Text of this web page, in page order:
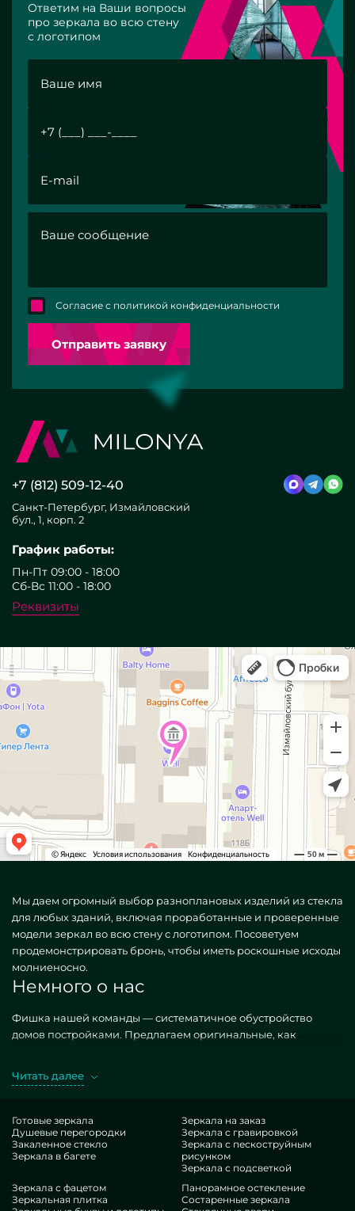
Ответим на Ваши вопросы
про зеркала во всю стену
с логотипом
Согласие с политикой конфиденциальности
Отправить заявку
+7 (812) 509-12-40
Санкт-Петербург, Измайловский
бул., 1, корп. 2
График работы:
Пн-Пт 09:00 - 18:00
Сб-Вс 11:00 - 18:00
Реквизиты
Мы даем огромный выбор разноплановых изделий из стекла
для любых зданий, включая проработанные и проверенные
модели зеркал во всю стену с логотипом. Посоветуем
продемонстрировать бронь, чтобы иметь роскошные исходы
молниеносно.
Немного о нас
Фишка нашей команды — систематичное обустройство
домов постройками. Предлагаем оригинальные, как
подобные конструкции в производстве MILONYA, вы
предпочтительной расценкой, не покоряющийся типовым
копиям. Если вы мечтаете доработать свои интерьеры,
привнести им эстетики, персонализации, неукоснительно
проанализируйте наши позиции, от зеркал во всю стену с
логотипом и до неисчислимых дополнений.
Особенности нашей команды
Читать далее
Готовые зеркала
Душевые перегородки
Закаленное стекло
Зеркала в багете
Зеркала на заказ
Зеркала с гравировкой
Зеркала с пескоструйным
рисунком
Зеркала с подсветкой
Зеркала с фацетом
Зеркальная плитка
Панорамное остекление
Состаренные зеркала